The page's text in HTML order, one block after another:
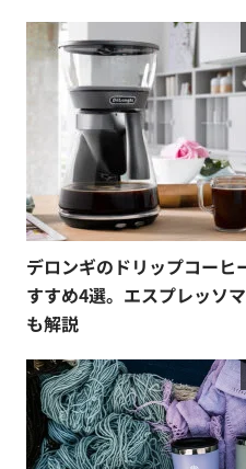
デロンギのドリップコーヒ
すすめ4選。エスプレッソ
も解説